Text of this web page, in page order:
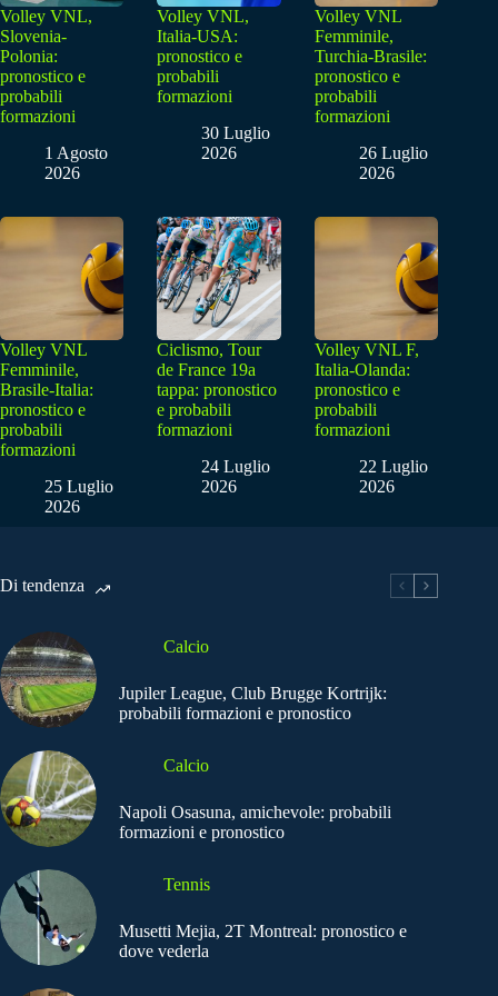
Volley VNL,
Slovenia-
Polonia:
pronostico e
probabili
formazioni
1 Agosto
2026
Volley VNL,
Italia-USA:
pronostico e
probabili
formazioni
30 Luglio
2026
Volley VNL
Femminile,
Turchia-Brasile:
pronostico e
probabili
formazioni
26 Luglio
2026
Volley VNL
Femminile,
Brasile-Italia:
pronostico e
probabili
formazioni
25 Luglio
2026
Ciclismo, Tour
de France 19a
tappa: pronostico
e probabili
formazioni
24 Luglio
2026
Volley VNL F,
Italia-Olanda:
pronostico e
probabili
formazioni
22 Luglio
2026
Di tendenza
Calcio
Jupiler League, Club Brugge Kortrijk:
probabili formazioni e pronostico
Calcio
Napoli Osasuna, amichevole: probabili
formazioni e pronostico
Tennis
Musetti Mejia, 2T Montreal: pronostico e
dove vederla